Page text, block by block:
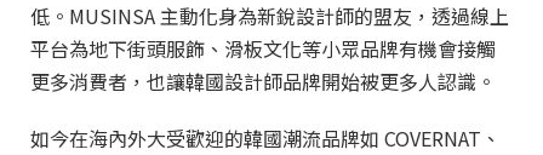
低。MUSINSA 主動化身為新銳設計師的盟友，透過線上
平台為地下街頭服飾、滑板文化等小眾品牌有機會接觸
更多消費者，也讓韓國設計師品牌開始被更多人認識。
如今在海內外大受歡迎的韓國潮流品牌如 COVERNAT、